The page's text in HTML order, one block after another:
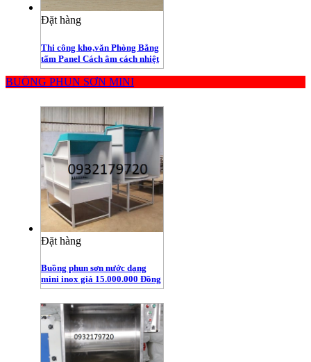
Đặt hàng
Thi công kho,văn Phòng Bằng
tấm Panel Cách âm cách nhiệt
BUỒNG PHUN SƠN MINI
Đặt hàng
Buồng phun sơn nước dạng
mini inox giá 15.000.000 Đồng